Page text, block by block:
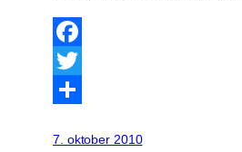
Facebook
Twitter
7. oktober 2010